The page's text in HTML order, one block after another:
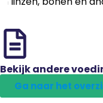
Bekijk andere
Ga naar het